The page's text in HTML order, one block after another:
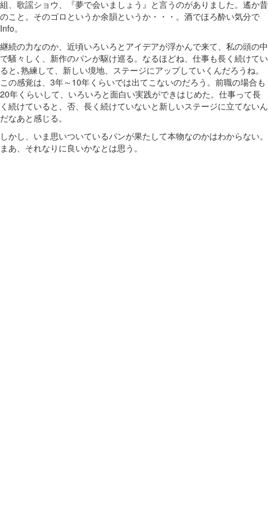
組、歌謡ショウ、『夢で会いましょう』と言うのがありました。遙か昔
のこと。そのゴロというか余韻というか・・・。酒でほろ酔い気分で
Info。
継続の力なのか、近頃いろいろとアイデアが浮かんで来て、私の頭の中
で騒々しく、新作のパンが駆け巡る。なるほどね、仕事も長く続けてい
ると､熟練して、新しい境地、ステージにアップしていくんだろうね。
この感覚は、3年～10年くらいでは出てこないのだろう。前職の場合も
20年くらいして、いろいろと面白い実践ができはじめた。仕事って長
く続けていると、否、長く続けていないと新しいステージに立てないん
だなあと感じる。
しかし、いま思いついているパンが果たして本物なのかはわからない。
まあ、それなりに良いかなとは思う。